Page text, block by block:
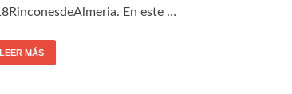
En este …
LEER MÁS